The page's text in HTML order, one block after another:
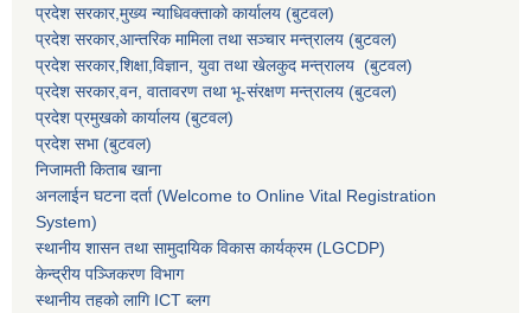
प्रदेश सरकार,मुख्य न्याधिवक्ताकाे कार्यालय (बुटवल)
प्रदेश सरकार,आन्तरिक मामिला तथा सञ्चार मन्त्रालय (बुटवल)
प्रदेश सरकार,शिक्षा,विज्ञान, युवा तथा खेलकुद मन्त्रालय (बुटवल)
प्रदेश सरकार,वन, वातावरण तथा भू-संरक्षण मन्त्रालय (बुटवल)
प्रदेश प्रमुखकाे कार्यालय (बुटवल)
प्रदेश सभा (बुटवल)
निजामती किताब खाना
अनलाईन घटना दर्ता (Welcome to Online Vital Registration
System)
स्थानीय शासन तथा सामुदायिक विकास कार्यक्रम (LGCDP)
केन्द्रीय पञ्जिकरण विभाग
स्थानीय तहको लागि ICT ब्लग